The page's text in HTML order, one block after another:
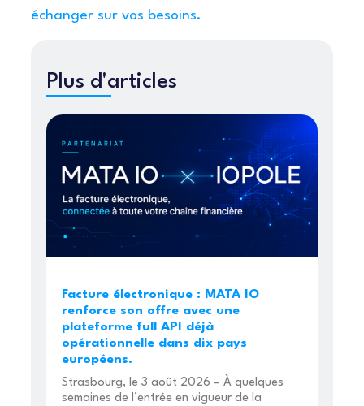
échanger sur vos besoins.
Plus d'articles
Facture électronique : MATA IO
renforce son offre avec une
plateforme full API déjà
opérationnelle dans dix pays
européens.
Strasbourg, le 3 août 2026 – À quelques
semaines de l’entrée en vigueur de la